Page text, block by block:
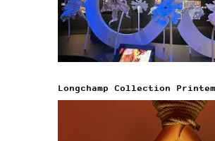
Longchamp Collection